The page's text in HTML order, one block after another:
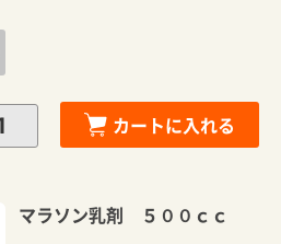
カートに入れる
マラソン乳剤 ５００ｃｃ